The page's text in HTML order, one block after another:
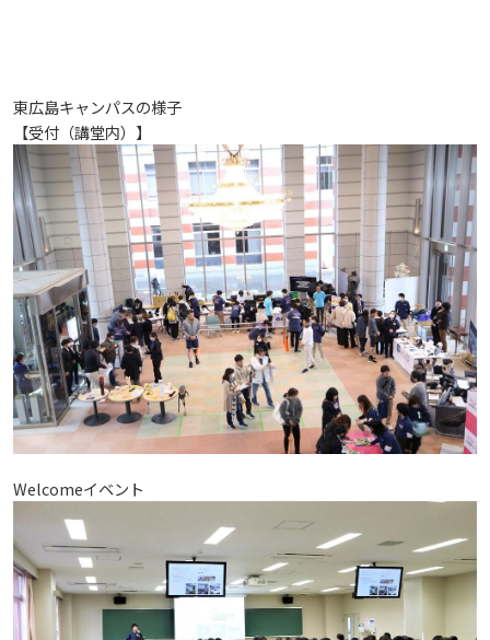
教育の特色
将来像
教育に関する基本方針
アドミッション・ポリシー
アドミッション・ポリシー（2027年度以降入学
生）
アドミッション・ポリシー（2024～2026年度入学
生）
カリキュラム・ポリシー
カリキュラム・ポリシー（2024年度以降入学生）
カリキュラム・ポリシー（2023年度入学生）
カリキュラム・ポリシー（2020～2022年度入学
生）
ディプロマ・ポリシー
ディプロマ・ポリシー（2024年度入学生）
ディプロマ・ポリシー（2020～2023年度入学生）
沿革
学園からのメッセージ
教育研究上の目的・基本組織について
研究者要覧
大学基礎データ
学費・入学金等費用について
学生生活支援について
就職支援について
動物実験に関する情報について
財務・事業計画等について
規定
規定・教育課程・シラバス
広島国際大学施設等貸与内規
別表第1・第2 様式第1・第2
広島国際大学倫理委員会規定
施設案内
施設紹介
東広島・呉キャンパス施設 名称・愛称
施設を動画で紹介
心理臨床センター
学生寮・学生研修棟
大学広報
プレスリリース
メディア掲載情報
ハラスメントについて
SDGsについて
入試概要
職の種BOOK
資料請求
窓口での資料受取りについて
関連情報
交通アクセス
お問い合わせ
保健医療学部
総合リハビリテーション学部
健康スポーツ学部
健康科学部
看護学部
薬学部
大学院・専攻科
医療科学研究科
保健医療学専攻
リハビリテーション学専攻
健康科学研究科
医療福祉学専攻
医療経営学専攻
看護学研究科
看護学専攻
薬学研究科
就職・キャリア支援
就職支援
就業力育成プログラム
エクステンション講座
受講申込方法
資格取得奨励金制度
キャリア支援係利用案内
産官学連携
研究連携相談
研究者要覧
公的研究費の責任体系について
安全保障貿易管理
地域連携
公開講座
公開講座 過去の開講コース
子ども向け体験講座
子ども向け体験講座
ボランティア活動
国際交流
海外研修情報
海外研修
外国人留学生
アクセス
Language
東広島キャンパスの様子
【受付（講堂内）】
Welcomeイベント
2017
2021
2022
2021
2023
2022
2021
2020
2019
2018
2017
2016
2024
2025
2024
2025
2024
2023
イベント
2026
2025
2024
2023
2022
2021